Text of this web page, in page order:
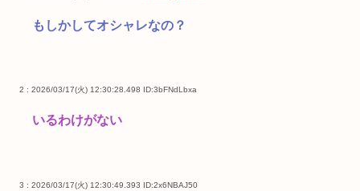
もしかしてオシャレなの？
2 : 2026/03/17(火) 12:30:28.498 ID:3bFNdLbxa
いるわけがない
3 : 2026/03/17(火) 12:30:49.393 ID:2x6NBAJ50